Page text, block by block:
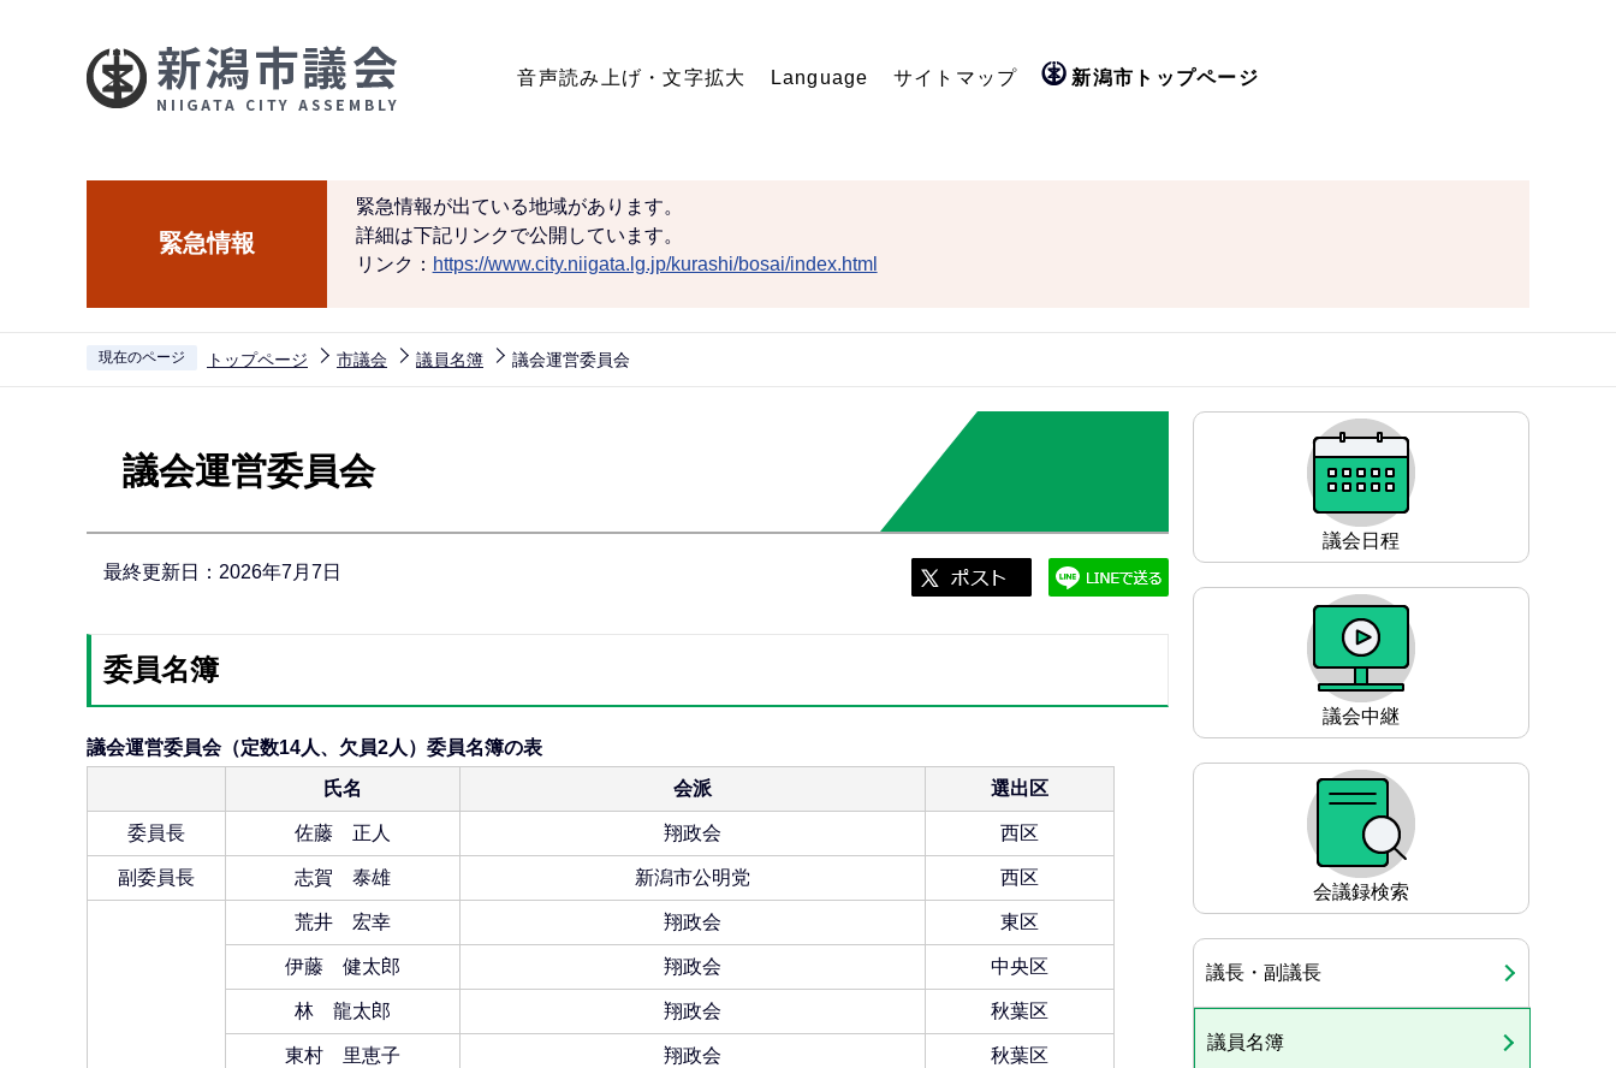
音声読み上げ・文字拡大 Language サイトマップ 新潟市トップページ
緊急情報
緊急情報が出ている地域があります。
詳細は下記リンクで公開しています。
リンク： https://www.city.niigata.lg.jp/kurashi/bosai/index.html
現在のページ トップページ 市議会 議員名簿 議会運営委員会
議会運営委員会
最終更新日：2026年7月7日
委員名簿
議会運営委員会（定数14人、欠員2人）委員名簿の表
氏名
会派 選出区
委員長 佐藤 正人 翔政会 西区
副委員長 志賀 泰雄 新潟市公明党 西区
荒井 宏幸 翔政会 東区
伊藤 健太郎 翔政会 中央区
林 龍太郎 翔政会 秋葉区
東村 里恵子 翔政会 秋葉区
サ
ゲ
ー
こ
こ
議会日程
議会中継
会議録検索
議長・副議長
議員名簿